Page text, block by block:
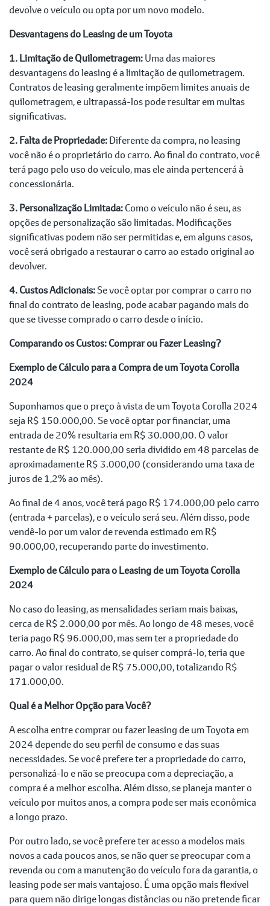
devolve o veículo ou opta por um novo modelo.
Desvantagens do Leasing de um Toyota
1. Limitação de Quilometragem:Uma das maiores
desvantagens do leasing é a limitação de quilometragem.
Contratos de leasing geralmente impõem limites anuais de
quilometragem, e ultrapassá-los pode resultar em multas
significativas.
2. Falta de Propriedade:Diferente da compra, no leasing
você não é o proprietário do carro. Ao final do contrato, você
terá pago pelo uso do veículo, mas ele ainda pertencerá à
concessionária.
3. Personalização Limitada:Como o veículo não é seu, as
opções de personalização são limitadas. Modificações
significativas podem não ser permitidas e, em alguns casos,
você será obrigado a restaurar o carro ao estado original ao
devolver.
4. Custos Adicionais:Se você optar por comprar o carro no
final do contrato de leasing, pode acabar pagando mais do
que se tivesse comprado o carro desde o início.
Comparando os Custos: Comprar ou Fazer Leasing?
Exemplo de Cálculo para a Compra de um Toyota Corolla
2024
Suponhamos que o preço à vista de um Toyota Corolla 2024
seja R$ 150.000,00. Se você optar por financiar, uma
entrada de 20% resultaria em R$ 30.000,00. O valor
restante de R$ 120.000,00 seria dividido em 48 parcelas de
aproximadamente R$ 3.000,00 (considerando uma taxa de
juros de 1,2% ao mês).
Ao final de 4 anos, você terá pago R$ 174.000,00 pelo carro
(entrada + parcelas), e o veículo será seu. Além disso, pode
vendê-lo por um valor de revenda estimado em R$
90.000,00, recuperando parte do investimento.
Exemplo de Cálculo para o Leasing de um Toyota Corolla
2024
No caso do leasing, as mensalidades seriam mais baixas,
cerca de R$ 2.000,00 por mês. Ao longo de 48 meses, você
teria pago R$ 96.000,00, mas sem ter a propriedade do
carro. Ao final do contrato, se quiser comprá-lo, teria que
pagar o valor residual de R$ 75.000,00, totalizando R$
171.000,00.
Qual é a Melhor Opção para Você?
A escolha entre comprar ou fazer leasing de um Toyota em
2024 depende do seu perfil de consumo e das suas
necessidades. Se você prefere ter a propriedade do carro,
personalizá-lo e não se preocupa com a depreciação, a
compra é a melhor escolha. Além disso, se planeja manter o
veículo por muitos anos, a compra pode ser mais econômica
a longo prazo.
Por outro lado, se você prefere ter acesso a modelos mais
novos a cada poucos anos, se não quer se preocupar com a
revenda ou com a manutenção do veículo fora da garantia, o
leasing pode ser mais vantajoso. É uma opção mais flexível
para quem não dirige longas distâncias ou não pretende ficar